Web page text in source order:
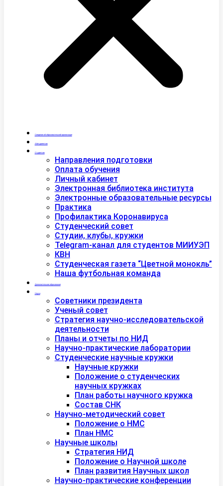
Сведения об образовательной организации
Абитуриентам
Студентам
Направления подготовки
Оплата обучения
Личный кабинет
Электронная библиотека института
Электронные образовательные ресурсы
Практика
Профилактика Коронавируса
Студенческий совет
Студии, клубы, кружки
Telegram-канал для студентов МИИУЭП
КВН
Студенческая газета “Цветной монокль”
Наша футбольная команда
Дополнительное образование
Наука
Советники президента
Ученый совет
Стратегия научно-исследовательской
деятельности
Планы и отчеты по НИД
Научно-практические лаборатории
Студенческие научные кружки
Научные кружки
Положение о студенческих
научных кружках
План работы научного кружка
Состав СНК
Научно-методический совет
Положение о НМС
План НМС
Научные школы
Стратегия НИД
Положение о Научной школе
План развития Научных школ
Научно-практические конференции